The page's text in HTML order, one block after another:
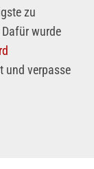
zu
wurde
und verpasse